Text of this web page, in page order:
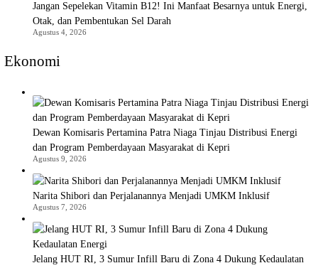
Jangan Sepelekan Vitamin B12! Ini Manfaat Besarnya untuk Energi,
Otak, dan Pembentukan Sel Darah
Agustus 4, 2026
Ekonomi
Dewan Komisaris Pertamina Patra Niaga Tinjau Distribusi Energi
dan Program Pemberdayaan Masyarakat di Kepri
Agustus 9, 2026
Narita Shibori dan Perjalanannya Menjadi UMKM Inklusif
Agustus 7, 2026
Jelang HUT RI, 3 Sumur Infill Baru di Zona 4 Dukung Kedaulatan